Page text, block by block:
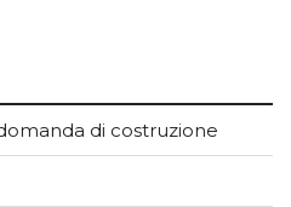
di costruzione